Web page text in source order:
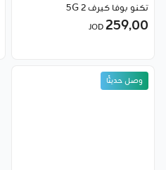
تكنو بوفا كيرف 2 5G
259٫00
وصل حديثًا